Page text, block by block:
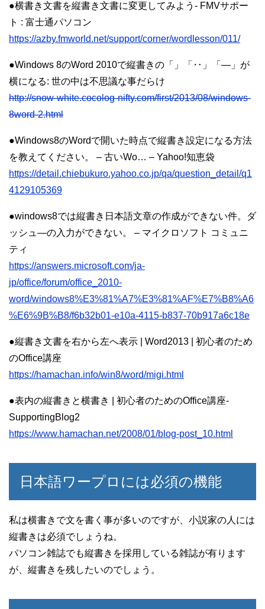
●横書き文書を縦書き文書に変更してみよう- FMVサポー
ト : 富士通パソコン
https://azby.fmworld.net/support/corner/wordlesson/011/
●Windows 8のWord 2010で縦書きの「」「‥」「―」が
横になる: 世の中は不思議な事だらけ
http://snow-white.cocolog-nifty.com/first/2013/08/windows-
8word-2.html
●Windows8のWordで開いた時点で縦書き設定になる方法
を教えてください。 – 古いWo… – Yahoo!知恵袋
https://detail.chiebukuro.yahoo.co.jp/qa/question_detail/q1
4129105369
●windows8では縦書き日本語文章の作成ができない件。ダ
ッシュ―の入力ができない。 – マイクロソフト コミュニ
ティ
https://answers.microsoft.com/ja-
jp/office/forum/office_2010-
word/windows8%E3%81%A7%E3%81%AF%E7%B8%A6
%E6%9B%B8/f6b32b01-e10a-4115-b837-70b917a6c18e
●縦書き文書を右から左へ表示 | Word2013 | 初心者のため
のOffice講座
https://hamachan.info/win8/word/migi.html
●表内の縦書きと横書き | 初心者のためのOffice講座-
SupportingBlog2
https://www.hamachan.net/2008/01/blog-post_10.html
日本語ワープロには必須の機能
私は横書きで文を書く事が多いのですが、小説家の人には
縦書きは必須でしょうね。
パソコン雑誌でも縦書きを採用している雑誌が有ります
が、縦書きを残したいのでしょう。